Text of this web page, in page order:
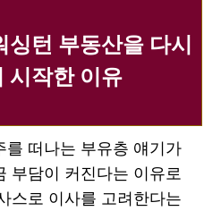
싱턴 부동산을 다시
시작한 이유
를 떠나는 부유층 얘기가
부담이 커진다는 이유로
스로 이사를 고려한다는